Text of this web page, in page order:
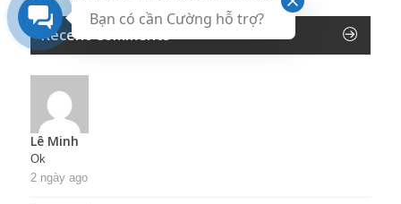
Recent Comments
Lê Minh
Ok
2 ngày ago
Bạn có cần Cường hỗ trợ?